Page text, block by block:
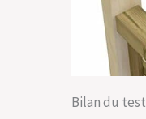
Bilan du test